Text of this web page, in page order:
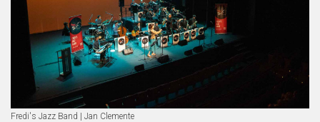
Fredi's Jazz Band | Jan Clemente